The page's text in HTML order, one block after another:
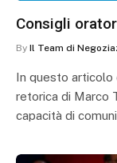
Consigli
By Il Team di
In questo articolo
retorica di Marco
capacità di